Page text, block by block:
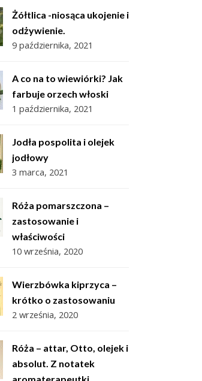
Żółtlica -niosąca ukojenie i
odżywienie.
9 października, 2021
A co na to wiewiórki? Jak
farbuje orzech włoski
1 października, 2021
Jodła pospolita i olejek
jodłowy
3 marca, 2021
Róża pomarszczona –
zastosowanie i
właściwości
10 września, 2020
Wierzbówka kiprzyca –
krótko o zastosowaniu
2 września, 2020
Róża – attar, Otto, olejek i
absolut. Z notatek